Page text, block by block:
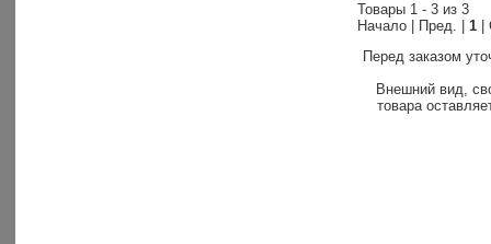
Товары 1 - 3 из 3
Начало | Пред. | 1
Перед заказом
Внешний вид,
товара